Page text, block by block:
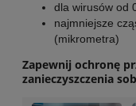
dla wirusów od
najmniejsze
(mikrometra)
Zapewnij ochronę
zanieczyszczenia